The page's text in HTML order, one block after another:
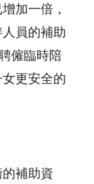
加一倍，
員的補助
僱臨時陪
更安全的
補助資